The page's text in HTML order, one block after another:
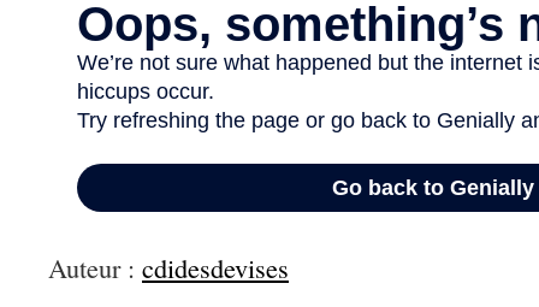
Auteur : cdidesdevises